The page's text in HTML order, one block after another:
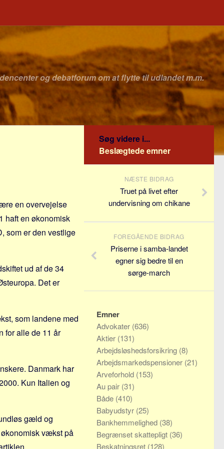
og debatforum om at flytte til udlandet m.m.
en overvejelse
haft en økonomisk
som er den vestlige
ud af de 34
Det er
som landene med
for alle de 11 år
Danmark har
Kun Italien og
gæld og
vækst på
Søg videre i...
Beslægtede emner
NÆSTE BIDRAG
Truet på livet efter
undervisning om chikane
FOREGÅENDE BIDRAG
Priserne i samba-landet
egner sig bedre til en
sørge-march
Emner
Advokater (636)
Aktier (131)
Arbejdsløshedsforsikring (8)
Arbejdsmarkedspensioner (21)
Arveforhold (153)
Au pair (31)
Både (410)
Babyudstyr (25)
Bankhemmelighed (38)
Begrænset skattepligt (36)
Beskatningsret (128)